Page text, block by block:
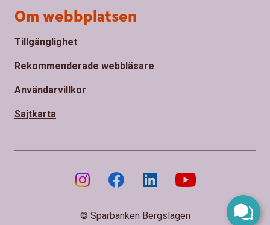
Om webbplatsen
Tillgänglighet
Rekommenderade webbläsare
Användarvillkor
Sajtkarta
© Sparbanken Bergslagen